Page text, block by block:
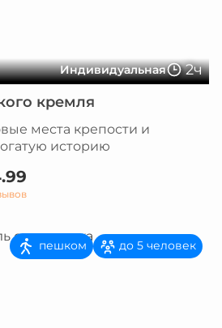
Индивидуальная 2ч
кремля
места крепости и
историю
пешком до 5 человек